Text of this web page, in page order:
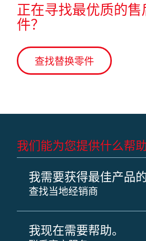
正在寻找最优质的售
件？
查找替换零件
我们能为您提供什么帮助
我需要获得最佳产品的
查找当地经销商
我现在需要帮助。